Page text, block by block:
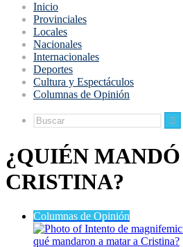
Inicio
Provinciales
Locales
Nacionales
Internacionales
Deportes
Cultura y Espectáculos
Columnas de Opinión
¿QUIÉN
CRISTINA?
Columnas de Opinión